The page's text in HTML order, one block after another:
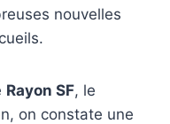
nouvelles
Rayon SF, le
on constate une